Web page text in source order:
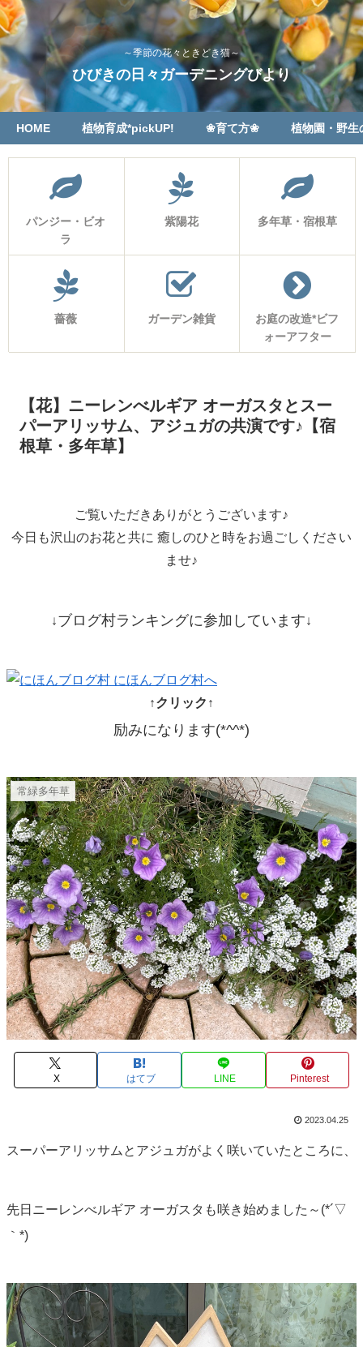
～季節の花々ときどき猫～
ひびきの日々ガーデニングびより
HOME 植物育成*pickUP! ❀育て方❀ 植物園・野生
パンジー・ビオ
ラ
紫陽花 多年草・宿根草
薔薇 ガーデン雑貨
お庭の改造*ビフ
ォーアフター
【花】ニーレンべルギア オーガスタとスー
パーアリッサム、アジュガの共演です♪【宿
根草・多年草】
ご覧いただきありがとうございます♪
今日も沢山のお花と共に 癒しのひと時をお過ごしください
ませ♪
↓ブログ村ランキングに参加しています↓
↑クリック↑
励みになります(*^^*)
常緑多年草
X はてブ LINE Pinterest
2023.04.25
スーパーアリッサムとアジュガがよく咲いていたところに、
先日ニーレンべルギア オーガスタも咲き始めました～(*´▽
｀*)